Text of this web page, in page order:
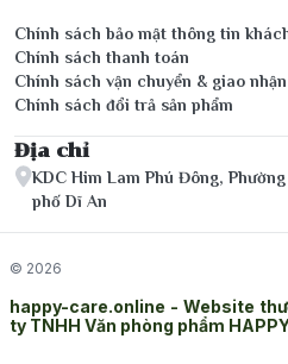
Chính sách bảo mật thông tin
Chính sách thanh toán
Chính sách vận chuyển & giao nhận
Chính sách đổi trả sản phẩm
Địa chỉ
KDC Him Lam Phú Đông,
phố Dĩ An
© 2026
happy-care.online - Website
ty TNHH Văn phòng phẩm